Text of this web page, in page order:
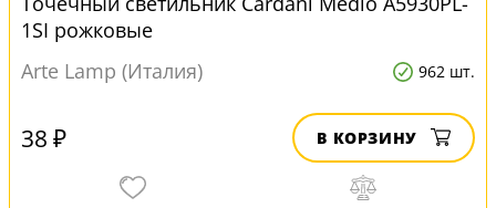
1SI рожковые
Arte Lamp (Италия)
962 шт.
38 ₽ В КОРЗИНУ